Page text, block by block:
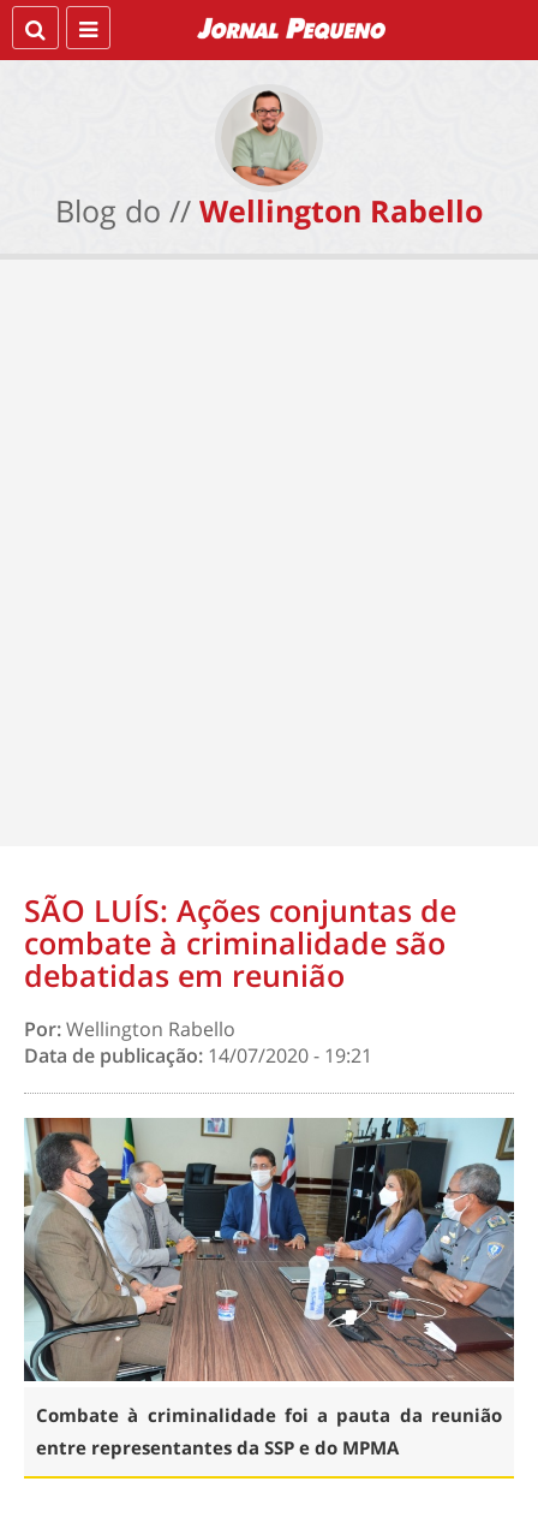
Blog do // Wellington Rabello
SÃO LUÍS: Ações conjuntas de
combate à criminalidade são
debatidas em reunião
Por:Wellington Rabello
Data de publicação: 14/07/2020 - 19:21
Combate à criminalidade foi a pauta da reunião
entre representantes da SSP e do MPMA